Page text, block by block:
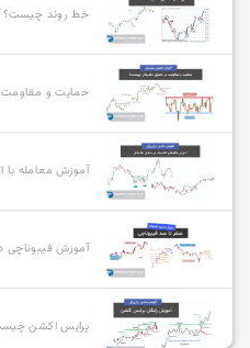
خط روند چیست؟
حمایت و
آموزش معامله با
آموزش فیبوناچی
پرایس اکشن